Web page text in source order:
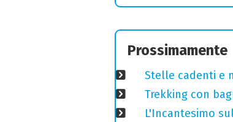
Prossimamente
Stelle cadenti e
Trekking con
L'Incantesimo